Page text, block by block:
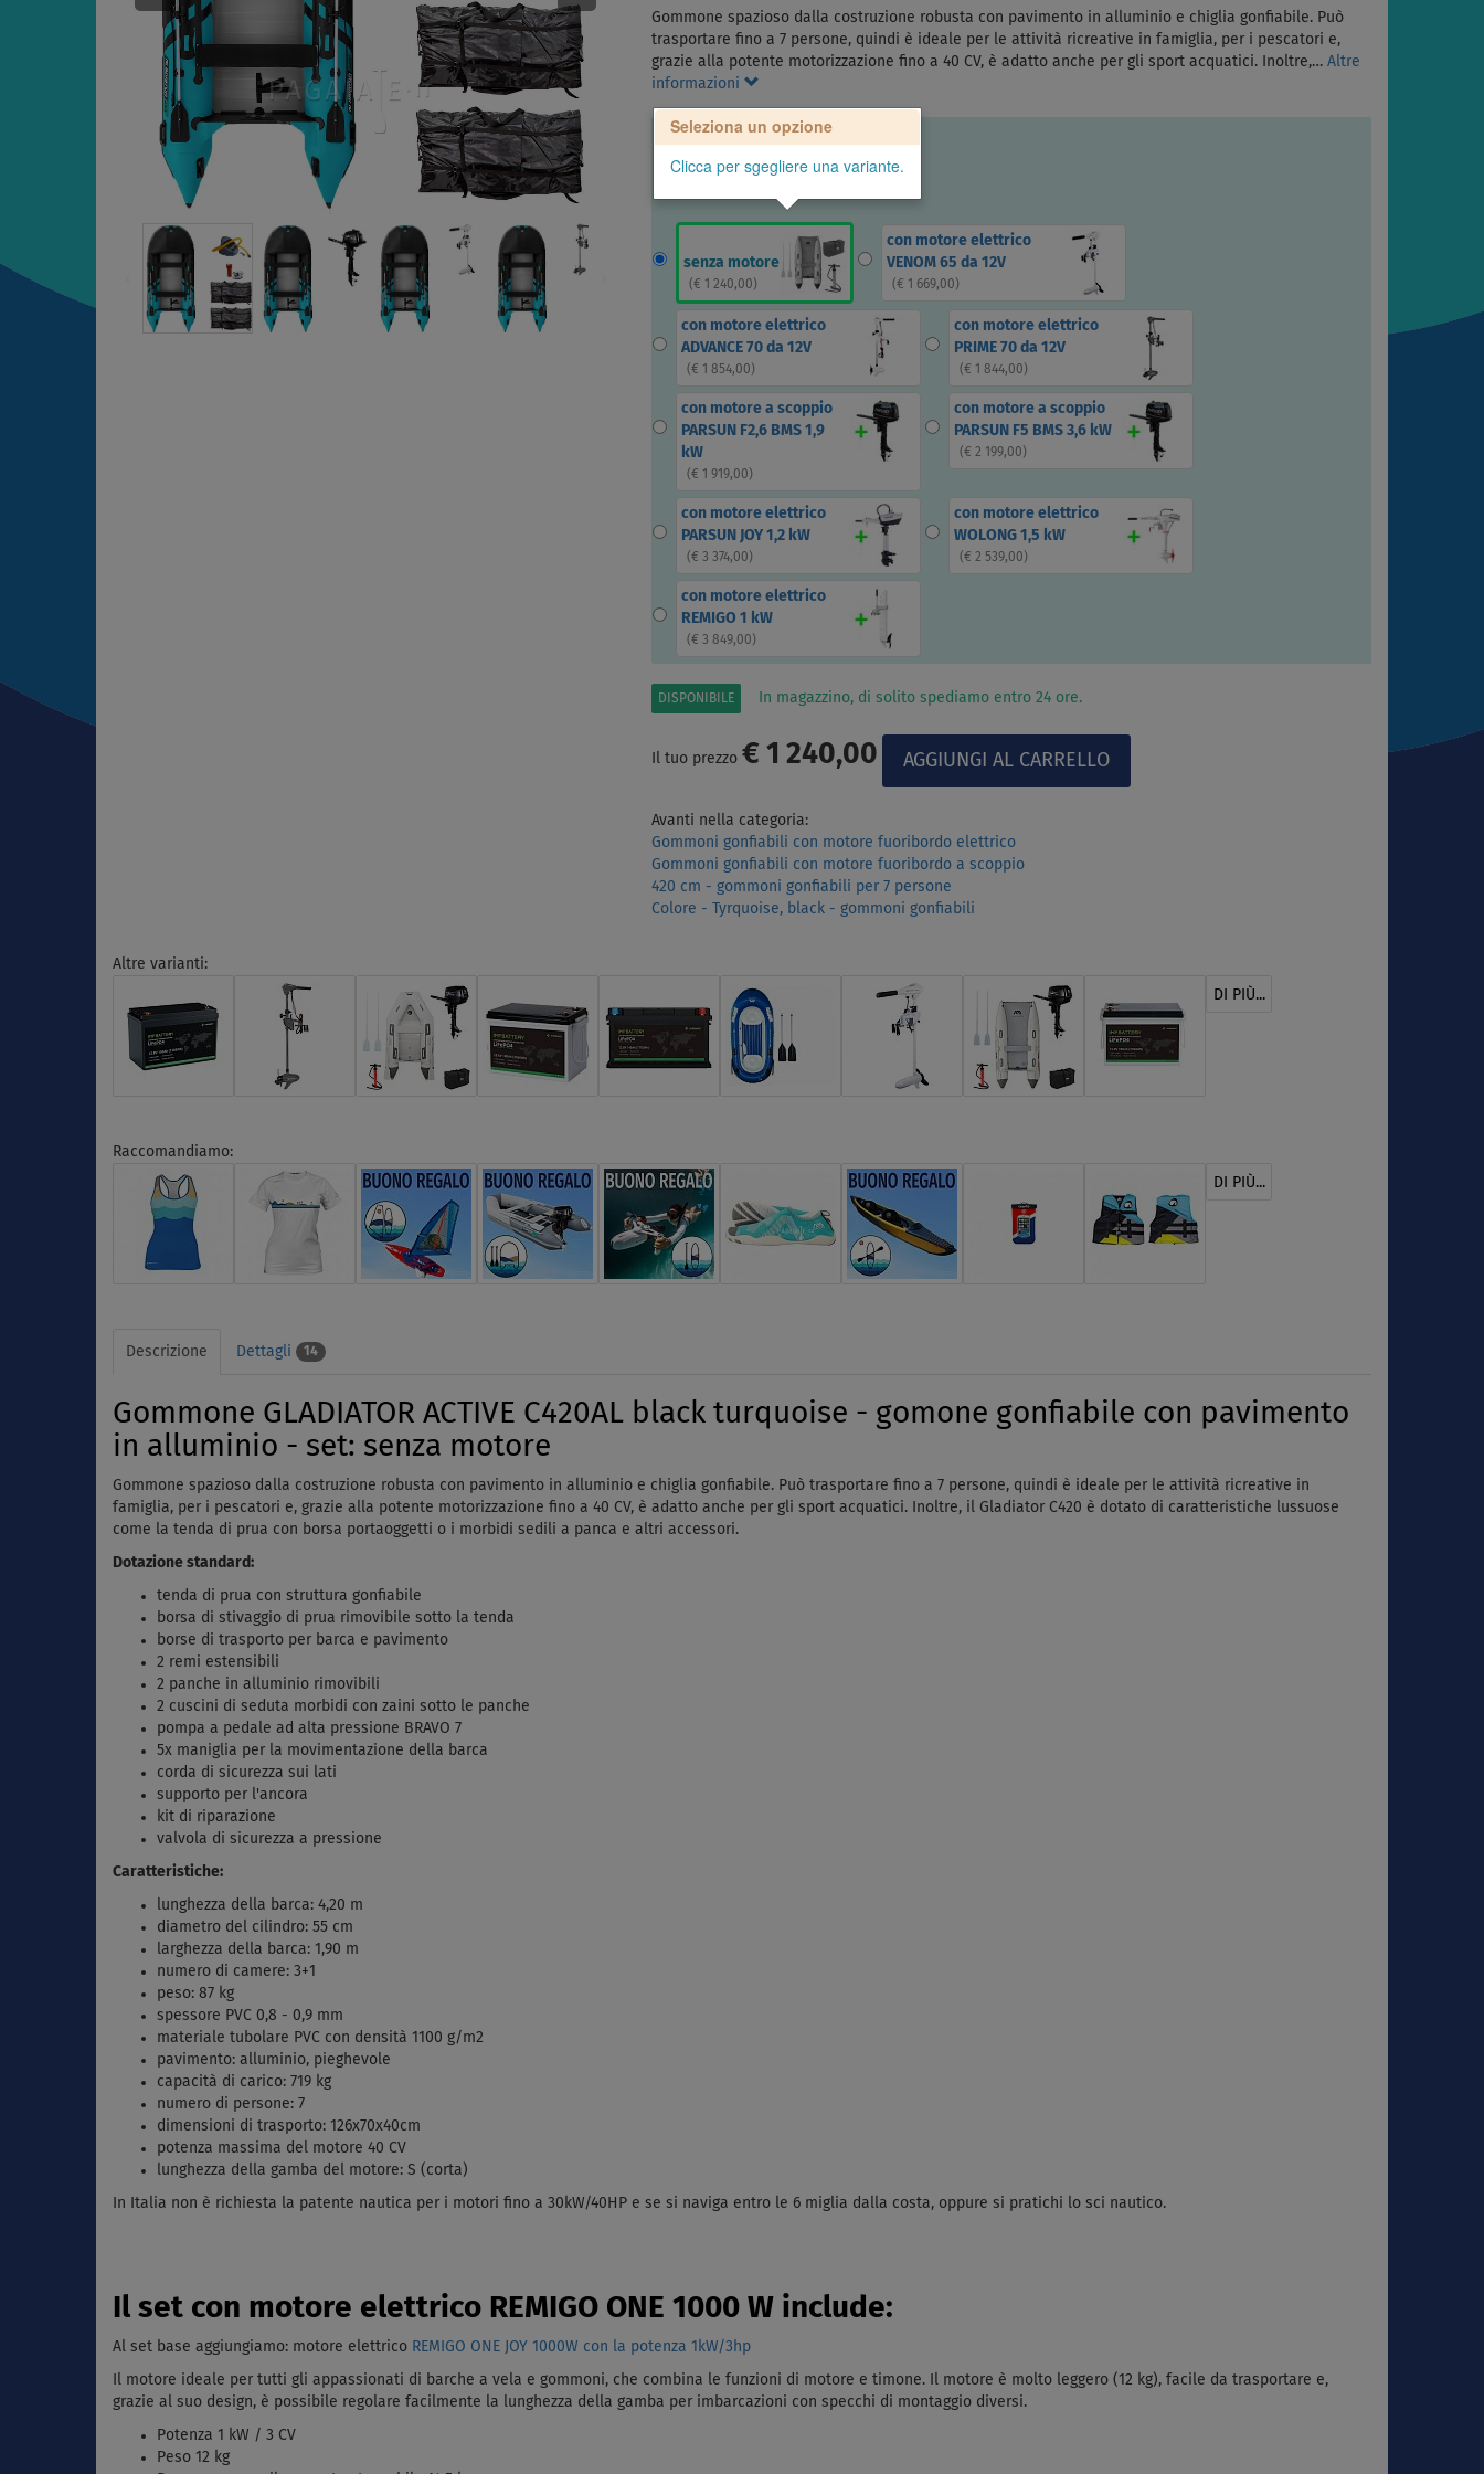
Gommone spazioso dalla costruzione robusta con pavimento in alluminio e chiglia gonfiabile. Può
trasportare fino a 7 persone, quindi è ideale per le attività ricreative in famiglia, per i pescatori e,
grazie alla potente motorizzazione fino a 40 CV, è adatto anche per gli sport acquatici. Inoltre,… Altre
informazioni
Seleziona un opzione
Clicca per sgegliere una variante.
senza motore
(€ 1 240,00)
con motore elettrico
VENOM 65 da 12V
(€ 1 669,00)
con motore elettrico
ADVANCE 70 da 12V
(€ 1 854,00)
con motore elettrico
PRIME 70 da 12V
(€ 1 844,00)
con motore a scoppio
PARSUN F2,6 BMS 1,9
kW
(€ 1 919,00)
con motore a scoppio
PARSUN F5 BMS 3,6 kW
(€ 2 199,00)
con motore elettrico
PARSUN JOY 1,2 kW
(€ 3 374,00)
con motore elettrico
WOLONG 1,5 kW
(€ 2 539,00)
con motore elettrico
REMIGO 1 kW
(€ 3 849,00)
DISPONIBILE In magazzino, di solito spediamo entro 24 ore.
Il tuo prezzo € 1 240,00
Avanti nella categoria:
Gommoni gonfiabili con motore fuoribordo elettrico
Gommoni gonfiabili con motore fuoribordo a scoppio
420 cm - gommoni gonfiabili per 7 persone
Colore - Tyrquoise, black - gommoni gonfiabili
Altre varianti:
DI PIÙ...
Raccomandiamo:
DI PIÙ...
Descrizione Dettagli 14
Gommone GLADIATOR ACTIVE C420AL black turquoise - gomone gonfiabile con pavimento
in alluminio - set: senza motore
Gommone spazioso dalla costruzione robusta con pavimento in alluminio e chiglia gonfiabile. Può trasportare fino a 7 persone, quindi è ideale per le attività ricreative in
famiglia, per i pescatori e, grazie alla potente motorizzazione fino a 40 CV, è adatto anche per gli sport acquatici. Inoltre, il Gladiator C420 è dotato di caratteristiche lussuose
come la tenda di prua con borsa portaoggetti o i morbidi sedili a panca e altri accessori.
Dotazione standard:
tenda di prua con struttura gonfiabile
borsa di stivaggio di prua rimovibile sotto la tenda
borse di trasporto per barca e pavimento
2 remi estensibili
2 panche in alluminio rimovibili
2 cuscini di seduta morbidi con zaini sotto le panche
pompa a pedale ad alta pressione BRAVO 7
5x maniglia per la movimentazione della barca
corda di sicurezza sui lati
supporto per l'ancora
kit di riparazione
valvola di sicurezza a pressione
Caratteristiche:
lunghezza della barca: 4,20 m
diametro del cilindro: 55 cm
larghezza della barca: 1,90 m
numero di camere: 3+1
peso: 87 kg
spessore PVC 0,8 - 0,9 mm
materiale tubolare PVC con densità 1100 g/m2
pavimento: alluminio, pieghevole
capacità di carico: 719 kg
numero di persone: 7
dimensioni di trasporto: 126x70x40cm
potenza massima del motore 40 CV
lunghezza della gamba del motore: S (corta)
In Italia non è richiesta la patente nautica per i motori fino a 30kW/40HP e se si naviga entro le 6 miglia dalla costa, oppure si pratichi lo sci nautico.
Il set con motore elettrico REMIGO ONE 1000 W include:
Al set base aggiungiamo: motore elettrico REMIGO ONE JOY 1000W con la potenza 1kW/3hp
Il motore ideale per tutti gli appassionati di barche a vela e gommoni, che combina le funzioni di motore e timone. Il motore è molto leggero (12 kg), facile da trasportare e,
grazie al suo design, è possibile regolare facilmente la lunghezza della gamba per imbarcazioni con specchi di montaggio diversi.
Potenza 1 kW / 3 CV
Peso 12 kg